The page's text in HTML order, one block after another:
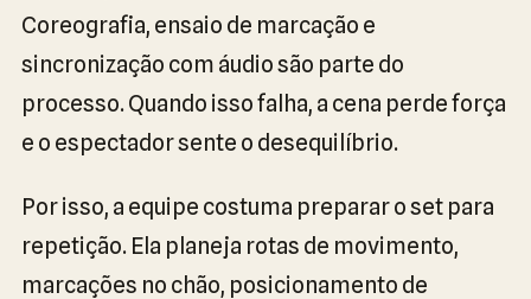
Coreografia, ensaio de marcação e
sincronização com áudio são parte do
processo. Quando isso falha, a cena perde força
e o espectador sente o desequilíbrio.
Por isso, a equipe costuma preparar o set para
repetição. Ela planeja rotas de movimento,
marcações no chão, posicionamento de